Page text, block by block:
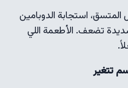
استجابة الدوبامين
تضعف. الأطعمة اللي
تتغير